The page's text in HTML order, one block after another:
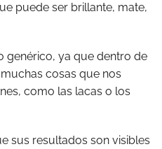
puede ser brillante, mate,
genérico, ya que dentro de
cosas que nos
como las lacas o los
sus resultados son visibles